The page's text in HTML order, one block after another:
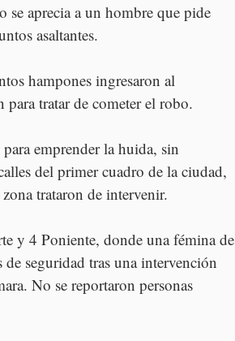
se aprecia a un hombre que pide
asaltantes.
hampones ingresaron al
tratar de cometer el robo.
emprender la huida, sin
del primer cuadro de la ciudad,
trataron de intervenir.
y 4 Poniente, donde una fémina de
seguridad tras una intervención
No se reportaron personas